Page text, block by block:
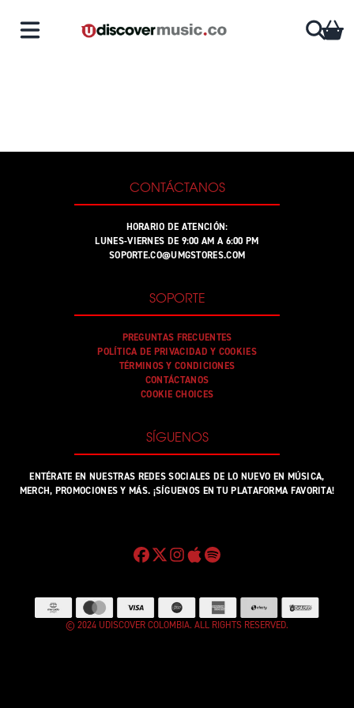
CONTÁCTANOS
HORARIO DE ATENCIÓN:
LUNES-VIERNES DE 9:00 AM A 6:00 PM
SOPORTE.CO@UMGSTORES.COM
SOPORTE
PREGUNTAS FRECUENTES
POLÍTICA DE PRIVACIDAD Y COOKIES
TÉRMINOS Y CONDICIONES
CONTÁCTANOS
COOKIE CHOICES
SÍGUENOS
ENTÉRATE EN NUESTRAS REDES SOCIALES DE LO NUEVO EN MÚSICA,
MERCH, PROMOCIONES Y MÁS. ¡SÍGUENOS EN TU PLATAFORMA FAVORITA!
© 2024 UDISCOVER COLOMBIA. ALL RIGHTS RESERVED.